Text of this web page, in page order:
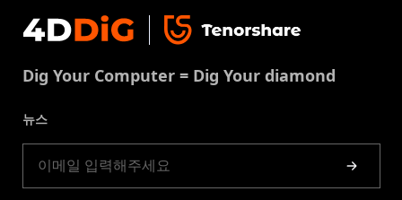
중복 파일 제거
이용약권
쿠키정책(업데이트됨)
문의
제품 가이드
Dig Your Computer = Dig Your diamond
뉴스